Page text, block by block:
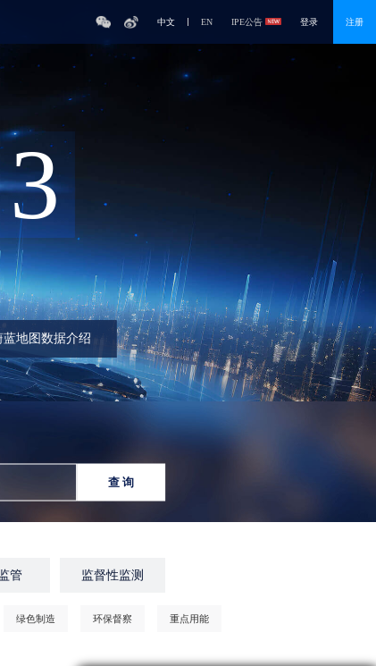
中文 EN IPE公告 登录 注册
3
蓝地图数据介绍
查 询
管 监督性监测
绿色制造 环保督察 重点用能